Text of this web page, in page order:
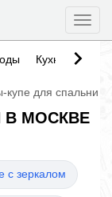
Кухни
для спальни
В МОСКВЕ
с зеркалом